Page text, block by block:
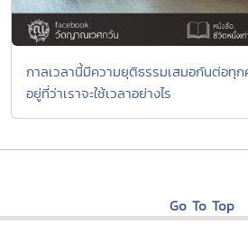
กาลเวลานี้มีความยุติธรรมเสมอกันต่อทุ
อยู่ที่ว่าเราจะใช้เวลาอย่างไร
Go To Top